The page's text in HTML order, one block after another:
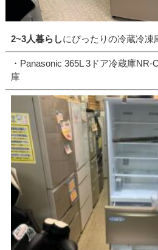
2~3人暮らしにぴったりの冷蔵冷凍
・Panasonic 365L 3ドア冷蔵庫
庫